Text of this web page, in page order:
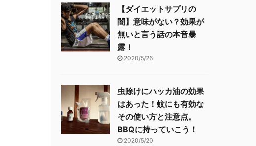
【ダイエットサプリの
闇】意味がない？効果が
無いと言う話の本音暴
露！
2020/5/26
虫除けにハッカ油の効果
はあった！蚊にも有効な
その使い方と注意点。
BBQに持っていこう！
2020/5/20